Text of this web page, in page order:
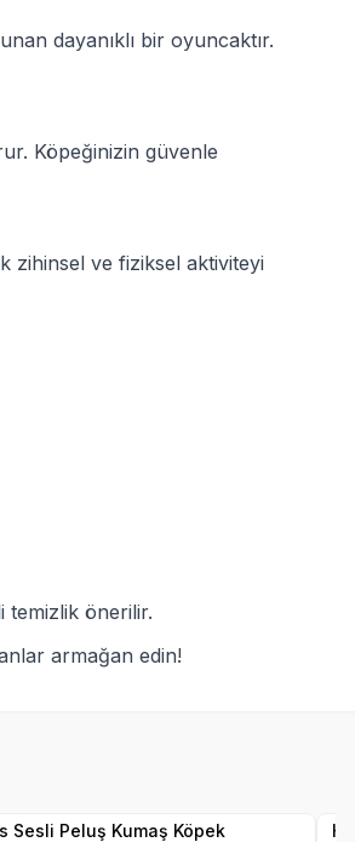
dayanıklı bir oyuncaktır.
Köpeğinizin güvenle
zihinsel ve fiziksel aktiviteyi
temizlik önerilir.
armağan edin!
Sesli Peluş Kumaş Köpek